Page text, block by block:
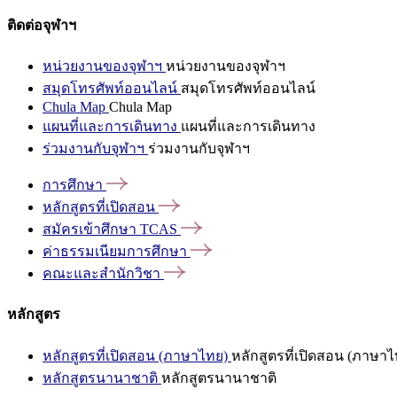
ติดต่อจุฬาฯ
หน่วยงานของจุฬาฯ หน่วยงานของจุฬาฯ
สมุดโทรศัพท์ออนไลน์ สมุดโทรศัพท์ออนไลน์
Chula Map Chula Map
แผนที่และการเดินทาง แผนที่และการเดินทาง
ร่วมงานกับจุฬาฯ ร่วมงานกับจุฬาฯ
การศึกษา
หลักสูตรที่เปิดสอน
สมัครเข้าศึกษา TCAS
ค่าธรรมเนียมการศึกษา
คณะและสำนักวิชา
หลักสูตร
หลักสูตรที่เปิดสอน (ภาษาไทย) หลักสูตรที่เปิดสอน (ภาษาไ
หลักสูตรนานาชาติ หลักสูตรนานาชาติ